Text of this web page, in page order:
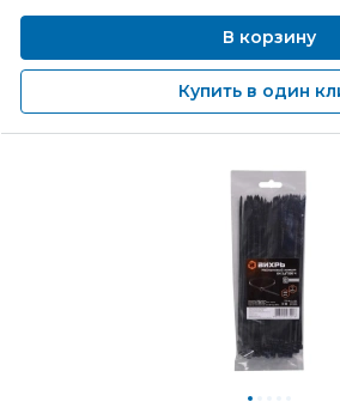
В корзину
Купить в один